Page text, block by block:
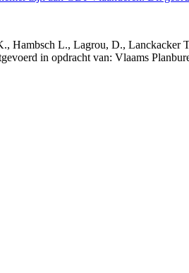
L., Lagrou, D., Lanckacker
in opdracht van: Vlaams